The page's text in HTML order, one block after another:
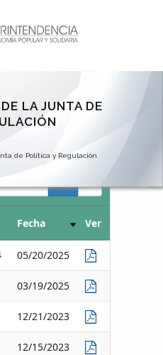
LA JUNTA DE
de Política y Regulación
Fecha Ver
05/20/2025
03/19/2025
12/21/2023
12/15/2023